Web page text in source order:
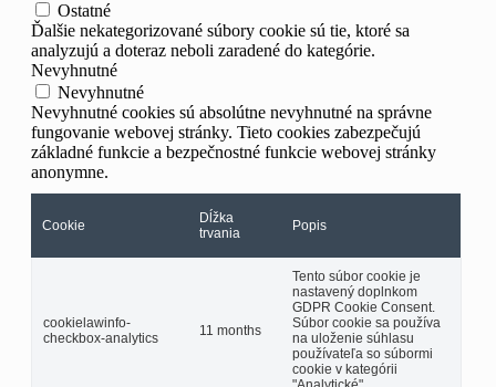
Ostatné
Ďalšie nekategorizované súbory cookie sú tie, ktoré sa
analyzujú a doteraz neboli zaradené do kategórie.
Nevyhnutné
Nevyhnutné
Nevyhnutné cookies sú absolútne nevyhnutné na správne
fungovanie webovej stránky. Tieto cookies zabezpečujú
základné funkcie a bezpečnostné funkcie webovej stránky
anonymne.
Cookie
Dĺžka
trvania
Popis
cookielawinfo-
checkbox-analytics
11 months
Tento súbor cookie je
nastavený doplnkom
GDPR Cookie Consent.
Súbor cookie sa používa
na uloženie súhlasu
používateľa so súbormi
cookie v kategórii